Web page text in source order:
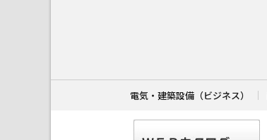
電気・建築設備（ビジネス）